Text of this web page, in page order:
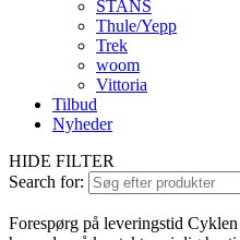
STANS
Thule/Yepp
Trek
woom
Vittoria
Tilbud
Nyheder
HIDE FILTER
Search for:
Forespørg på leveringstid